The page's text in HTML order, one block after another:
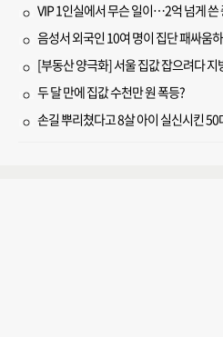
VIP 1인실에서 무슨 일이…2억 넘게
음성서 외국인 10여 명이 집단 패싸움
[부동산 양극화] 서울 집값 잡으려다
두 달 만에 집값 수천만 원 폭등?
손길 뿌리쳤다고 8살 아이 실신시킨 50